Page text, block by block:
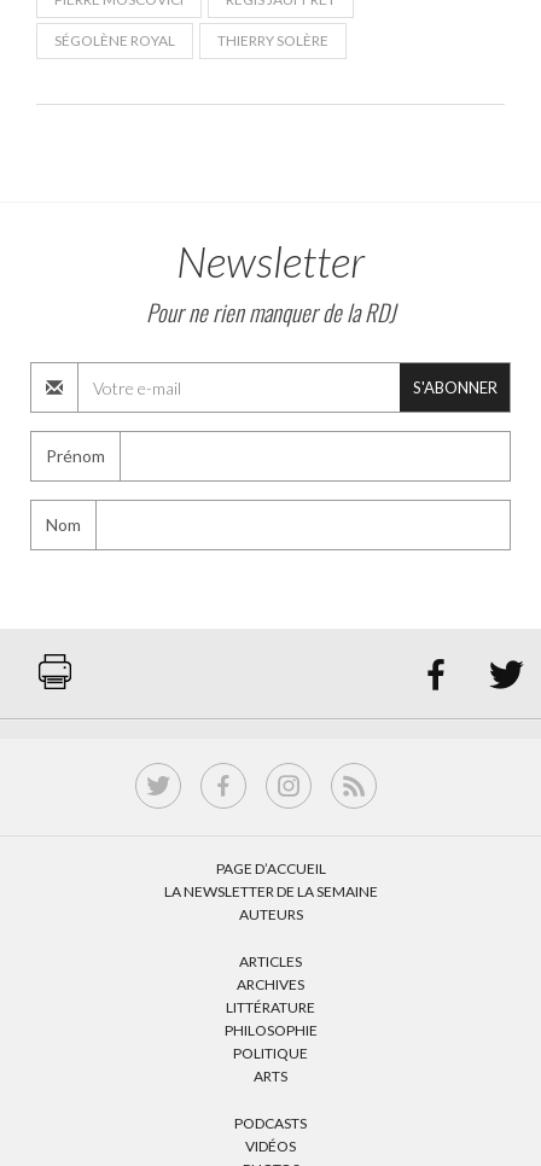
SÉGOLÈNE ROYAL THIERRY SOLÈRE
Newsletter
Pour ne rien manquer de la RDJ
S'ABONNER
Prénom
Nom
 
PAGE D’ACCUEIL
LA NEWSLETTER DE LA SEMAINE
AUTEURS
ARTICLES
ARCHIVES
LITTÉRATURE
PHILOSOPHIE
POLITIQUE
ARTS
PODCASTS
VIDÉOS